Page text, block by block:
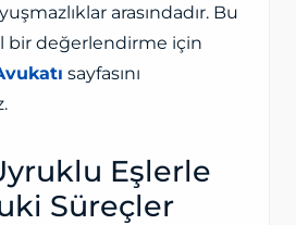
arasındadır. Bu
bir değerlendirme için
sayfasını
Eşlerle
Süreçler